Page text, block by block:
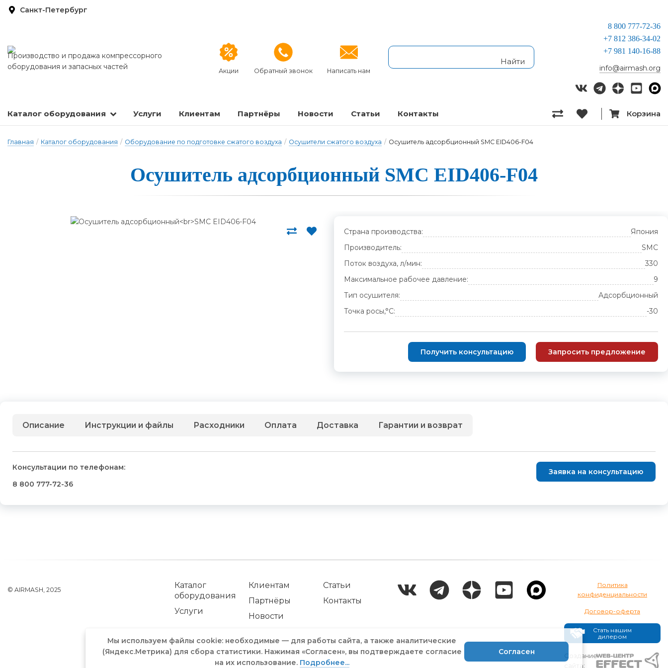
Санкт-Петербург
Производство и продажа компрессорного
оборудования и запасных частей
Акции Обратный звонок Написать нам
8 800 777-72-36
+7 812 386-34-02
+7 981 140-16-88
info@airmash.org
Каталог оборудования Услуги Клиентам Партнёры Новости Статьи Контакты Корзина
Главная / Каталог оборудования / Оборудование по подготовке сжатого воздуха / Осушители сжатого воздуха / Осушитель адсорбционный SMC EID406-F04
О­су­ши­тель ад­сор­бци­он­ный SMC EID406-F04
Страна производства:
Япония
Производитель:
SMC
Поток воздуха, л/мин:
330
Максимальное рабочее давление:
9
Тип осушителя:
Адсорбционный
Точка росы,°С:
-30
Получить консультацию Запросить предложение
Описание Инструкции и файлы Расходники Оплата Доставка Гарантии и возврат
Консультации по телефонам:
8 800 777-72-36
Заявка на консультацию
© AIRMASH, 2025
Каталог
оборудования
Услуги
Клиентам
Партнёры
Новости
Статьи
Контакты
Политика
конфиденциальности
Договор-оферта
Стать нашим
дилером
Создание
сайта:
Мы используем файлы cookie: необходимые — для работы сайта, а также аналитические
(Яндекс.Метрика) для сбора статистики. Нажимая «Согласен», вы подтверждаете согласие
на их использование. Подробнее...
Согласен